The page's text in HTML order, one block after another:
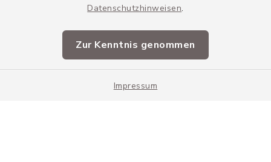
Datenschutzhinweisen.
Zur Kenntnis genommen
Impressum
Impressum
Sitemap